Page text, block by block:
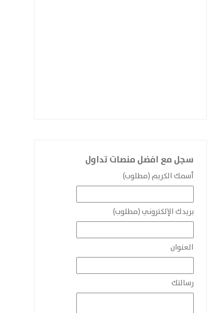
سجل مع افضل منصات تداول
أسمك الكريم (مطلوب)
بريدك الإلكتروني (مطلوب)
العنوان
رسالتك